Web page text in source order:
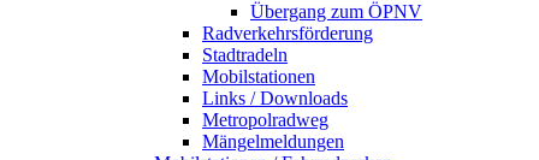
Übergang zum ÖPNV
Radverkehrsförderung
Stadtradeln
Mobilstationen
Links / Downloads
Metropolradweg
Mängelmeldungen